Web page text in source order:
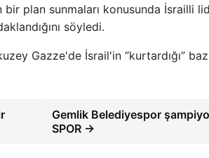
plan sunmaları konusunda İsrailli
söyledi.
Gazze'de İsrail'in “kurtardığı”
Gemlik Belediyespor
SPOR →